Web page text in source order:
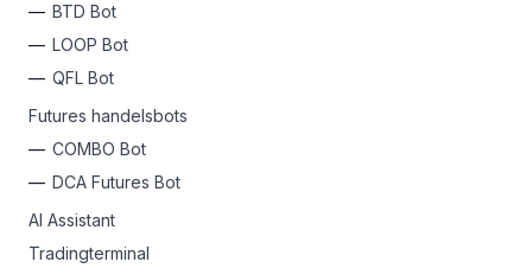
BTD Bot
LOOP Bot
QFL Bot
Futures handelsbots
COMBO Bot
DCA Futures Bot
AI Assistant
Tradingterminal